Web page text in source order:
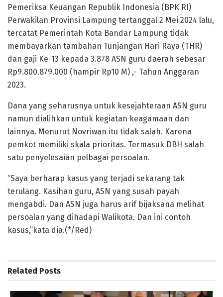
Pemeriksa Keuangan Republik Indonesia (BPK RI)
Perwakilan Provinsi Lampung tertanggal 2 Mei 2024 lalu,
tercatat Pemerintah Kota Bandar Lampung tidak
membayarkan tambahan Tunjangan Hari Raya (THR)
dan gaji Ke-13 kepada 3.878 ASN guru daerah sebesar
Rp9.800.879.000 (hampir Rp10 M) ,- Tahun Anggaran
2023.
Dana yang seharusnya untuk kesejahteraan ASN guru
namun dialihkan untuk kegiatan keagamaan dan
lainnya. Menurut Novriwan itu tidak salah. Karena
pemkot memiliki skala prioritas. Termasuk DBH salah
satu penyelesaian pelbagai persoalan.
“Saya berharap kasus yang terjadi sekarang tak
terulang. Kasihan guru, ASN yang susah payah
mengabdi. Dan ASN juga harus arif bijaksana melihat
persoalan yang dihadapi Walikota. Dan ini contoh
kasus,”kata dia.(*/Red)
Related Posts